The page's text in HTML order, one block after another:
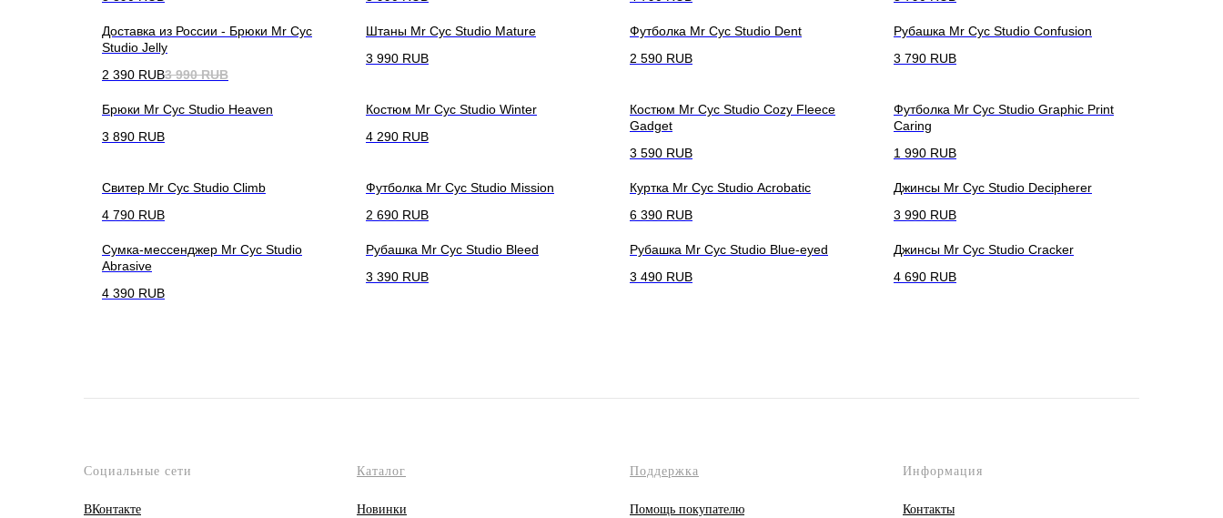
Доставка из России - Брюки Mr Cyc
Studio Jelly
2 390 RUB3 990 RUB
Штаны Mr Cyc Studio Mature
3 990 RUB
Футболка Mr Cyc Studio Dent
2 590 RUB
Рубашка Mr Cyc Studio Confusion
3 790 RUB
Брюки Mr Cyc Studio Heaven
3 890 RUB
Костюм Mr Cyc Studio Winter
4 290 RUB
Костюм Mr Cyc Studio Cozy Fleece
Gadget
3 590 RUB
Футболка Mr Cyc Studio Graphic Print
Caring
1 990 RUB
Свитер Mr Cyc Studio Climb
4 790 RUB
Футболка Mr Cyc Studio Mission
2 690 RUB
Куртка Mr Cyc Studio Acrobatic
6 390 RUB
Джинсы Mr Cyc Studio Decipherer
3 990 RUB
Сумка-мессенджер Mr Cyc Studio
Abrasive
4 390 RUB
Рубашка Mr Cyc Studio Bleed
3 390 RUB
Рубашка Mr Cyc Studio Blue-eyed
3 490 RUB
Джинсы Mr Cyc Studio Cracker
4 690 RUB
Социальные сети
ВКонтакте
Каталог
Новинки
Поддержка
Помощь покупателю
Информация
Контакты